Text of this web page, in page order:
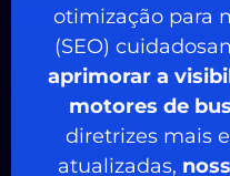
otimização para
(SEO)
aprimorar a
motores de
diretrizes mais
atualizadas,